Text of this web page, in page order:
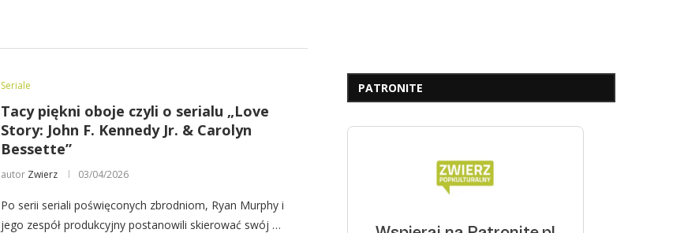
Seriale
Tacy piękni oboje czyli o serialu „Love
Story: John F. Kennedy Jr. & Carolyn
Bessette”
autor Zwierz 03/04/2026
Po serii seriali poświęconych zbrodniom, Ryan Murphy i
jego zespół produkcyjny postanowili skierować swój …
PATRONITE